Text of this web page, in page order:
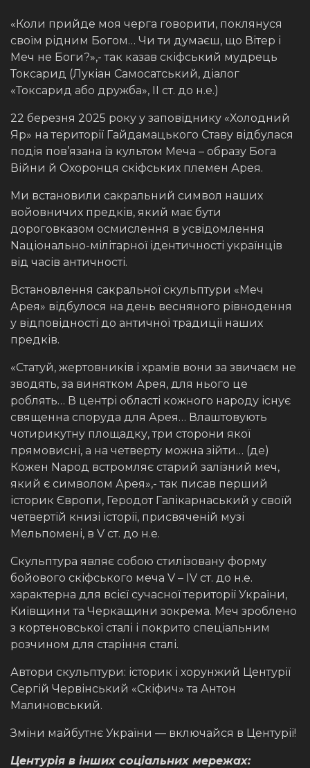
«Коли прийде моя черга говорити, поклянуся
своїм рідним Богом… Чи ти думаєш, що Вітер і
Меч не Боги?»,- так казав скіфський мудрець
Токсарид (Лукіан Самосатський, діалог
«Токсарид або дружба», ІІ ст. до н.е.)
22 березня 2025 року у заповіднику «Холодний
Яр» на території Гайдамацького Ставу відбулася
подія пов’язана із культом Меча – образу Бога
Війни й Охоронця скіфських племен Арея.
Ми встановили сакральний символ наших
войовничих предків, який має бути
дороговказом осмислення в усвідомлення
Nаціонально-мілітарної ідентичності українців
від часів античності.
Встановлення сакральної скульптури «Меч
Арея» відбулося на день весняного рівнодення
у відповідності до античної традиції наших
предків.
«Статуй, жертовників і храмів вони за звичаєм не
зводять, за винятком Арея, для нього це
роблять… В центрі області кожного народу існує
священна споруда для Арея… Влаштовують
чотирикутну площадку, три сторони якої
прямовисні, а на четверту можна зійти… (де)
Кожен Nарод встромляє старий залізний меч,
який є символом Арея»,- так писав перший
історик Європи, Геродот Галікарнаський у своїй
четвертій книзі історії, присвяченій музі
Мельпомені, в V ст. до н.е.
Скульптура являє собою стилізовану форму
бойового скіфського меча V – ІV ст. до н.е.
характерна для всієї сучасної території України,
Київщини та Черкащини зокрема. Меч зроблено
з кортеновської сталі і покрито спеціальним
розчином для старіння сталі.
Автори скульптури: історик і хорунжий Центурії
Сергій Червінський «Скіфич» та Антон
Малиновський.
Зміни майбутнє України — включайся в Центурії!
Центурія в інших соціальних мережах: